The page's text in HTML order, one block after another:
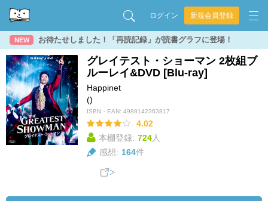
ログイン 新規会員登録
NEW お待たせしました！「再読記録」が読書グラフに登場！
グレイテスト・ショーマン 2枚組ブ
ルーレイ&DVD [Blu-ray]
Happinet
()
ISBN・EAN: 4988142363817
4.02
本棚登録: 724人
感想: 164件